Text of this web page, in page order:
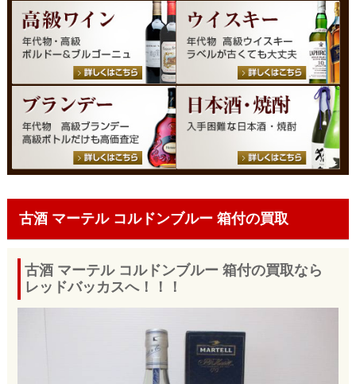
古酒 マーテル コルドンブルー 箱付の買取
古酒 マーテル コルドンブルー 箱付の買取なら
レッドバッカスへ！！！